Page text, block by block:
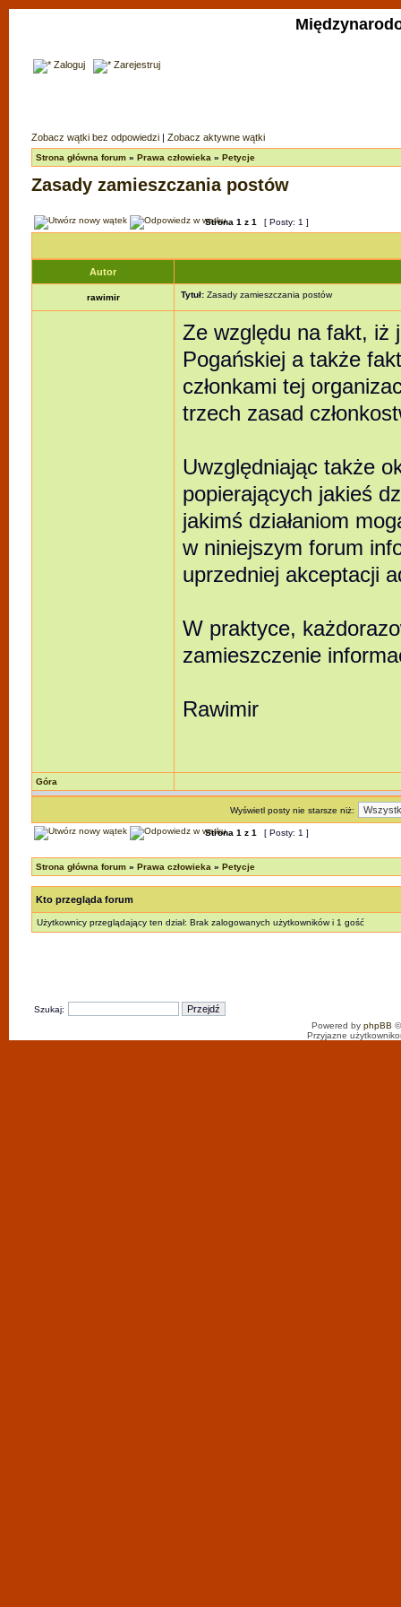
Zaloguj Zarejestruj
Zobacz wątki bez odpowiedzi | Zobacz aktywne wątki
Strona główna forum » Prawa człowieka » Petycje
Zasady zamieszczania postów
Strona 1 z 1 [ Posty: 1 ]
Autor
rawimir Tytuł: Zasady zamieszczania postów
Ze względu na fakt, iż
Pogańskiej a także
członkami tej
trzech zasad
Uwzględniając także
popierających jakieś
jakimś działaniom
w niniejszym forum
uprzedniej akceptacji
W praktyce,
zamieszczenie
Rawimir
Góra
Wyświetl posty nie starsze niż:
Strona 1 z 1 [ Posty: 1 ]
Strona główna forum » Prawa człowieka » Petycje
Kto przegląda forum
Użytkownicy przeglądający ten dział: Brak zalogowanych użytkowników i 1 gość
Szukaj:
Powered by phpBB
Przyjazne